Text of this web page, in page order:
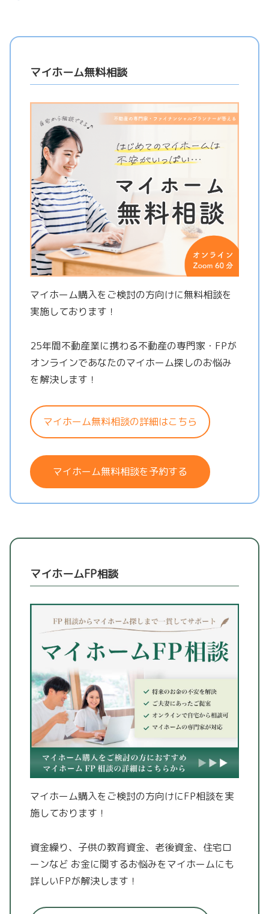
マイホーム無料相談
マイホーム購入をご検討の方向けに無料相談を
実施しております！
25年間不動産業に携わる不動産の専門家・FPが
オンラインであなたのマイホーム探しのお悩み
を解決します！
マイホーム無料相談の詳細はこちら
マイホーム無料相談を予約する
マイホームFP相談
マイホーム購入をご検討の方向けにFP相談を実
施しております！
資金繰り、子供の教育資金、老後資金、住宅ロ
ーンなど お金に関するお悩みをマイホームにも
詳しいFPが解決します！